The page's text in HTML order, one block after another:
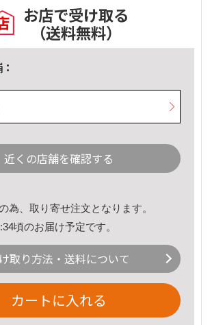
お店で受け取る
（送料無料）
近くの店舗を確認する
為、取り寄せ注文となります。
頃のお届け予定です。
取り方法・送料について
カートに入れる